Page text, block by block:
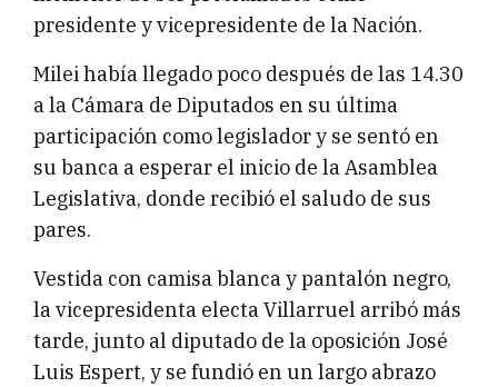
presidente y vicepresidente de la Nación.
Milei había llegado poco después de las 14.30
a la Cámara de Diputados en su última
participación como legislador y se sentó en
su banca a esperar el inicio de la Asamblea
Legislativa, donde recibió el saludo de sus
pares.
Vestida con camisa blanca y pantalón negro,
la vicepresidenta electa Villarruel arribó más
tarde, junto al diputado de la oposición José
Luis Espert, y se fundió en un largo abrazo